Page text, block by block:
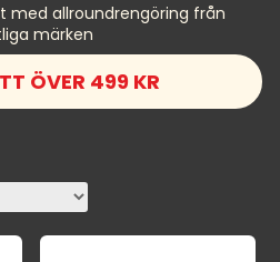
med allroundrengöring från
märken
ÖVER 499 KR